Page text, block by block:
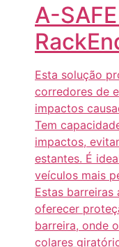
A-
Esta solução
corredores de
impactos
Tem
impactos,
estantes. É
veículos mais
Estas barreiras
oferecer
barreira, onde
colares